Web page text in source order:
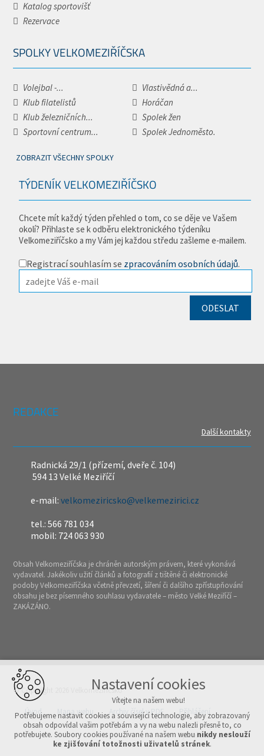
Katalog sportovišť
Rezervace
SPOLKY VELKOMEZIŘÍČSKA
Volejbal -...
Vlastivědná a...
Klub filatelistů
Horáčan
Klub železničních...
Spolek žen
Sportovní centrum...
Spolek Jednoměsto.
ZOBRAZIT VŠECHNY SPOLKY
TÝDENÍK VELKOMEZIŘÍČSKO
Chcete mít každý týden přehled o tom, co se děje ve Vašem
okolí? Přihlaste se k odběru elektronického týdeníku
Velkomeziříčsko a my Vám jej každou středu zašleme e-mailem.
Registrací souhlasím se zpracováním osobních údajů.
REDAKCE
Další kontakty
Radnická 29/1 (přízemí, dveře č. 104)
594 13 Velké Meziříčí
e-mail:velkomeziricsko@velkemezirici.cz
tel.: 566 781 034
mobil: 724 063 930
Obsah Velkomeziříčska je chráněn autorským právem, které vykonává
vydavatel. Jakékoliv užití článků a fotografií z tištěné či elektronické
podoby Velkomeziříčska včetně převzetí, šíření či dalšího zpřístupňování
obsahu je bez písemného souhlasu vydavatele – město Velké Meziříčí –
ZAKÁZÁNO.
© Copyright 2026 Velkomeziříčsko
Úvod Mapa webu Archiv čísel v PDF Přihlášení
Vytvořeno v xart.cz
Nastavení cookies
Vítejte na našem webu!
Potřebujeme nastavit cookies a související technologie, aby zobrazovaný
obsah odpovídal vašim potřebám a vy na webu nalezli přesně to, co
potřebujete. Soubory cookies používané na našem webu nikdy neslouží
ke zjišťování totožnosti uživatelů stránek.